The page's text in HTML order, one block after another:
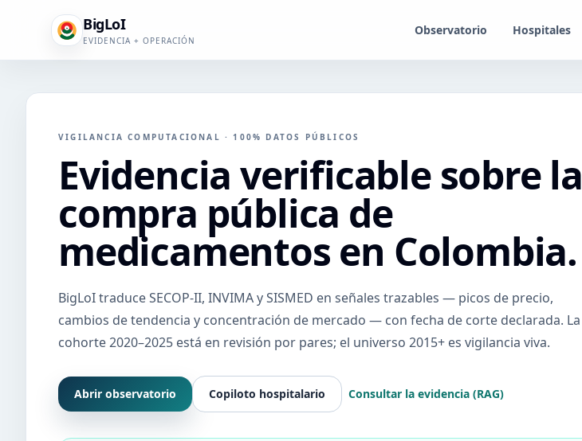
BigLoI
EVIDENCIA + OPERACIÓN
Observatorio Hospitales
VIGILANCIA COMPUTACIONAL · 100% DATOS PÚBLICOS
Evidencia verificable sobre la
compra pública de
medicamentos en Colombia.
BigLoI traduce SECOP-II, INVIMA y SISMED en señales trazables — picos de precio,
cambios de tendencia y concentración de mercado — con fecha de corte declarada. La
cohorte 2020–2025 está en revisión por pares; el universo 2015+ es vigilancia viva.
Abrir observatorio Copiloto hospitalario Consultar la evidencia (RAG)